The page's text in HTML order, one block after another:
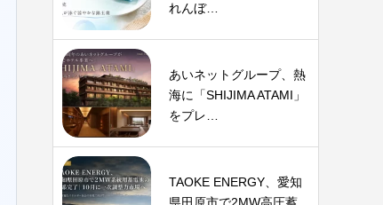
れんぼ…
あいネットグループ、熱
海に「SHIJIMA ATAMI」
をプレ…
TAOKE ENERGY、愛知